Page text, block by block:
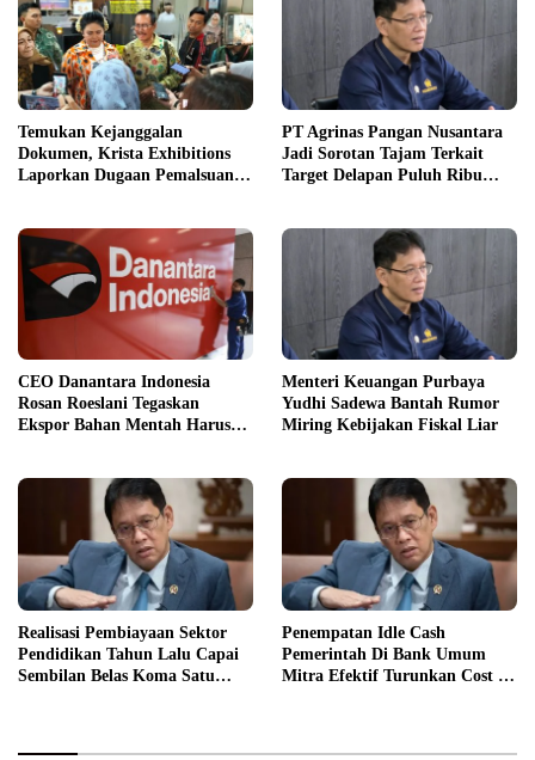
Temukan Kejanggalan
Dokumen, Krista Exhibitions
Laporkan Dugaan Pemalsuan
PT Agrinas Pangan Nusantara
Jadi Sorotan Tajam Terkait
Target Delapan Puluh Ribu
CEO Danantara Indonesia
Rosan Roeslani Tegaskan
Ekspor Bahan Mentah Harus
Menteri Keuangan Purbaya
Yudhi Sadewa Bantah Rumor
Miring Kebijakan Fiskal Liar
Realisasi Pembiayaan Sektor
Pendidikan Tahun Lalu Capai
Sembilan Belas Koma Satu
Penempatan Idle Cash
Pemerintah Di Bank Umum
Mitra Efektif Turunkan Cost Of